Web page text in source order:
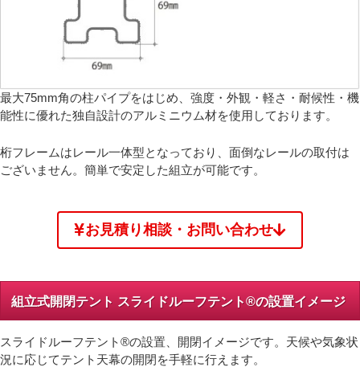
最大75mm角の柱パイプをはじめ、強度・外観・軽さ・耐候性・機
能性に優れた独自設計のアルミニウム材を使用しております。
桁フレームはレール一体型となっており、面倒なレールの取付は
ございません。簡単で安定した組立が可能です。
お見積り相談・お問い合わせ
組立式開閉テント スライドルーフテント®の設置イメージ
スライドルーフテント®の設置、開閉イメージです。天候や気象状
況に応じてテント天幕の開閉を手軽に行えます。